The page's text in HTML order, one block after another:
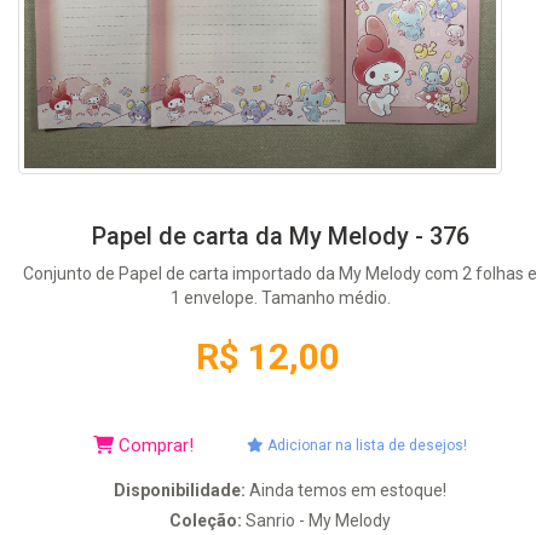
Papel de carta da My Melody - 376
Conjunto de Papel de carta importado da My Melody com 2 folhas e
1 envelope. Tamanho médio.
R$ 12,00
Comprar! Adicionar na lista de desejos!
Disponibilidade: Ainda temos em estoque!
Coleção: Sanrio - My Melody